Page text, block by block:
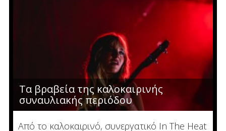
Τα βραβεία της καλοκαιρινής
συναυλιακής περιόδου
Από το καλοκαιρινό, συνεργατικό In The Heat